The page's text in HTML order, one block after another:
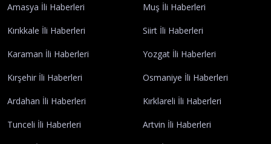
Amasya İli Haberleri Muş İli Haberleri
Kırıkkale İli Haberleri Siirt İli Haberleri
Karaman İli Haberleri Yozgat İli Haberleri
Kırşehir İli Haberleri Osmaniye İli Haberleri
Ardahan İli Haberleri Kırklareli İli Haberleri
Tunceli İli Haberleri Artvin İli Haberleri